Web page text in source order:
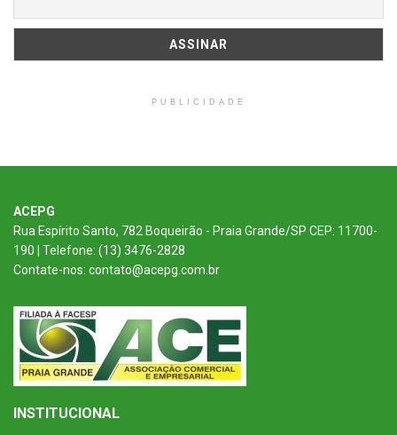
PUBLICIDADE
ACEPG
Rua Espírito Santo, 782 Boqueirão - Praia Grande/SP CEP: 11700-
190 | Telefone: (13) 3476-2828
Contate-nos: contato@acepg.com.br
INSTITUCIONAL